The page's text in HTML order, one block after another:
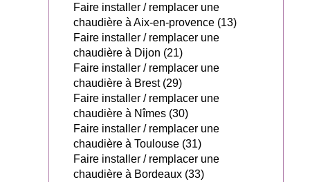
Faire installer / remplacer une
chaudière à Aix-en-provence (13)
Faire installer / remplacer une
chaudière à Dijon (21)
Faire installer / remplacer une
chaudière à Brest (29)
Faire installer / remplacer une
chaudière à Nîmes (30)
Faire installer / remplacer une
chaudière à Toulouse (31)
Faire installer / remplacer une
chaudière à Bordeaux (33)